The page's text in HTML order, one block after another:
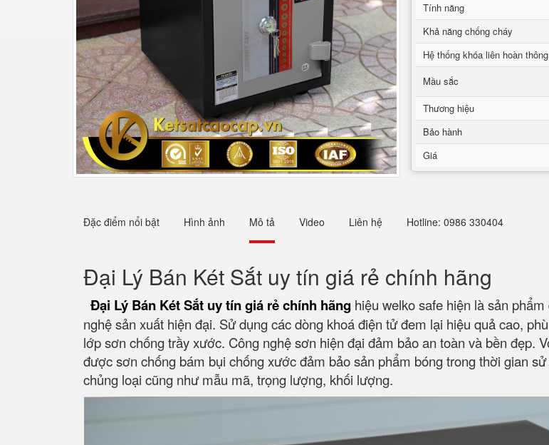
Tính năng
Khả năng chống cháy
Hệ thống khóa liên hoàn
Mầu sắc
Thương hiệu
Bảo hành
Giá
Đặc điểm nổi bật Hình ảnh Mô tả Video Liên hệ Hotline: 0986 330404
Đại Lý Bán Két Sắt uy tín giá rẻ chính hãng
Đại Lý Bán Két Sắt uy tín giá rẻ chính hãng hiệu welko safe hiện là sản
nghệ sản xuất hiện đại. Sử dụng các dòng khoá điện tử đem lại hiệu quả cao,
lớp sơn chống trầy xước. Công nghệ sơn hiện đại đảm bảo an toàn và bền đẹp.
được sơn chống bám bụi chống xước đảm bảo sản phẩm bóng trong thời gian
chủng loại cũng như mẫu mã, trọng lượng, khối lượng.